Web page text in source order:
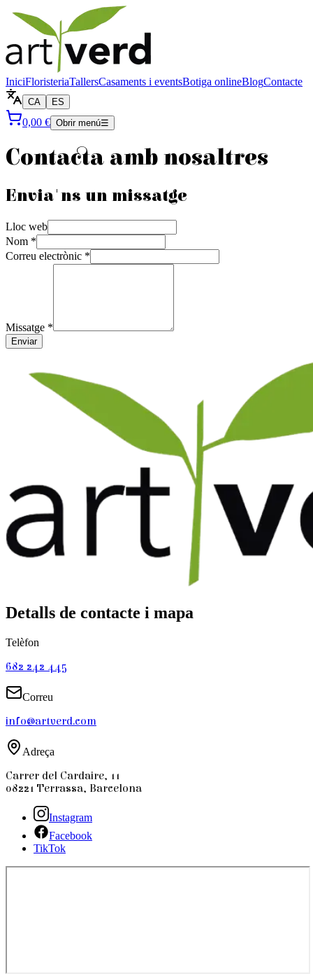
IniciFloristeriaTallersCasaments i eventsBotiga onlineBlogContacte
CA ES
0,00 € Obrir menú☰
Contacta amb nosaltres
Envia'ns un missatge
Lloc web
Nom *
Correu electrònic *
Missatge *
Enviar
Detalls de contacte i mapa
Telèfon
682 242 445
Correu
info@artverd.com
Adreça
Carrer del Cardaire, 11
08221 Terrassa, Barcelona
Instagram
Facebook
TikTok